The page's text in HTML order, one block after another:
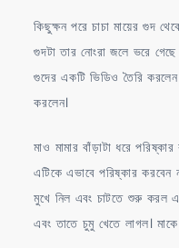
কিছুক্ষন পরে চাচা মায়ের গুদ
গুদটা তার নোংরা জলে ভরে গেছে
গুদের একটি ভিডিও তৈরি
করলেন।
মাও মামার বাঁড়াটা ধরে
এটিকে এভাবে পরিষ্কার করবেন
মুখে নিল এবং চাটতে শুরু করল
এবং তাতে চুমু খেতে লাগল। মাকে